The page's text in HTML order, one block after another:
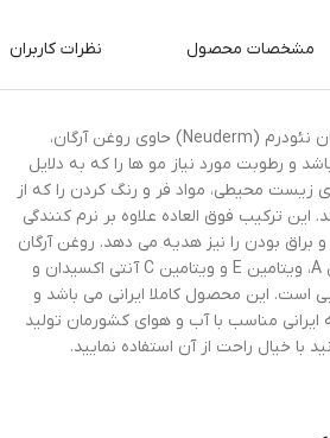
مشخصات محصول نظرات کاربران
نرم کننده موی سر آرگان نئودرم (Neuderm) حاوی روغن آرگان،
و رطوبت مورد نیاز مو ها را که به دلایل
زیست محیطی، مواد فر و رنگ کردن را که از
این ترکیب فوق العاده علاوه بر نرم کنندگی
براق بودن را نیز هدیه می دهد. روغن آرگان
دارای اسید چرب، ویتامین A، ویتامین E و ویتامین C آنتی اکسیدان و
است. این محصول کاملا ایرانی می باشد و
مناسب با آب و هوای کشورمان تولید
با خیال راحت از آن استفاده نمایید.